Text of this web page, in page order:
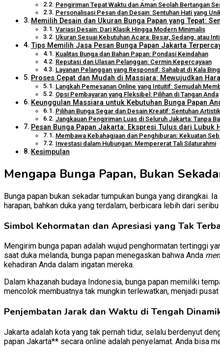
Pengiriman Tepat Waktu dan Aman Seolah Bertangan
Personalisasi Pesan dan Desain: Sentuhan Hati yang
Memilih Desain dan Ukuran Bunga Papan yang Tepat:
Variasi Desain: Dari Klasik Hingga Modern Minimalis
Ukuran Sesuai Kebutuhan Acara: Besar, Sedang, atau
Tips Memilih Jasa Pesan Bunga Papan Jakarta
Kualitas Bunga dan Bahan Papan: Pondasi Keindahan
Reputasi dan Ulasan Pelanggan: Cermin Kepercayaan
Layanan Pelanggan yang Responsif: Sahabat di Kala
Proses Cepat dan Mudah di Massiara: Mewujudkan
Langkah Pemesanan Online yang Intuitif: Semudah
Opsi Pembayaran yang Fleksibel: Pilihan di Tangan Anda
Keunggulan Massiara untuk Kebutuhan Bunga Papan
Pilihan Bunga Segar dan Desain Kreatif: Sentuhan Artistik
Jangkauan Pengiriman Luas di Seluruh Jakarta: Tanpa
Pesan Bunga Papan Jakarta: Ekspresi Tulus dari Lubuk
Membawa Kebahagiaan dan Penghiburan: Kekuatan
Investasi dalam Hubungan: Mempererat Tali Silaturahmi
Kesimpulan
Mengapa Bunga Papan, Bukan
Bunga papan bukan sekadar tumpukan bunga yang dirangkai.
harapan, bahkan duka yang terdalam, berbicara lebih dari seribu
Simbol Kehormatan dan Apresiasi yang Tak
Mengirim bunga papan adalah wujud penghormatan tertinggi
saat duka melanda, bunga papan menegaskan bahwa Anda
kehadiran Anda dalam ingatan mereka.
Dalam khazanah budaya Indonesia, bunga papan memiliki
mencolok membuatnya tak mungkin terlewatkan, menjadi
Penjembatan Jarak dan Waktu di Tengah
Jakarta adalah kota yang tak pernah tidur, selalu berdenyut
papan Jakarta** secara online adalah penyelamat. Anda bisa